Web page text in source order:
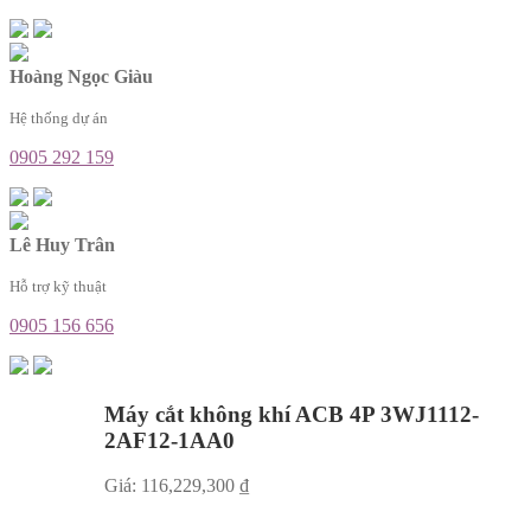
Hoàng Ngọc Giàu
Hệ thống dự án
0905 292 159
Lê Huy Trân
Hỗ trợ kỹ thuật
0905 156 656
Máy cắt không khí ACB 4P 3WJ1112-
2AF12-1AA0
Giá: 116,229,300 ₫